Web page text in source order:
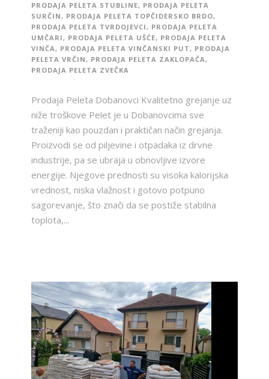
PRODAJA PELETA STUBLINE, PRODAJA PELETA
SURČIN, PRODAJA PELETA TOPČIDERSKO BRDO,
PRODAJA PELETA TVRDOJEVCI, PRODAJA PELETA
UMČARI, PRODAJA PELETA UŠĆE, PRODAJA PELETA
VINČA, PRODAJA PELETA VINČANSKI PUT, PRODAJA
PELETA VRČIN, PRODAJA PELETA ZAKLOPAČA,
PRODAJA PELETA ZVEČKA
Prodaja Peleta Dobanovci Kvalitetno grejanje uz
niže troškove Pelet je u Dobanovcima sve
traženiji kao pouzdan i praktičan način grejanja.
Proizvodi se od piljevine i otpadaka iz drvne
industrije, pa se ubraja u obnovljive izvore
energije. Njegove prednosti su visoka kalorijska
vrednost, niska vlažnost i gotovo potpuno
sagorevanje, što znači da se postiže stabilna
toplota,...